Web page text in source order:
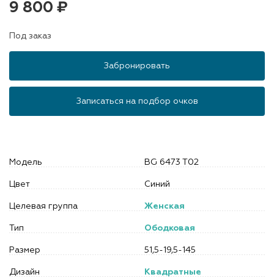
9 800 ₽
Под заказ
Забронировать
Записаться на подбор очков
Модель BG 6473 T02
Цвет Синий
Целевая группа Женская
Тип Ободковая
Размер 51,5-19,5-145
Дизайн Квадратные